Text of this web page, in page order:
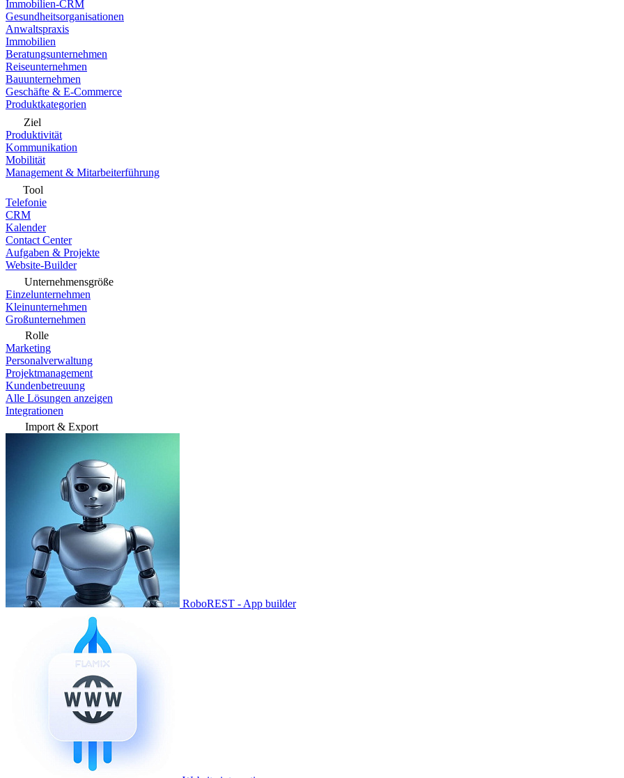
Immobilien-CRM
Gesundheitsorganisationen
Anwaltspraxis
Immobilien
Beratungsunternehmen
Reiseunternehmen
Bauunternehmen
Geschäfte & E-Commerce
Produktkategorien
Ziel
Produktivität
Kommunikation
Mobilität
Management & Mitarbeiterführung
Tool
Telefonie
CRM
Kalender
Contact Center
Aufgaben & Projekte
Website-Builder
Unternehmensgröße
Einzelunternehmen
Kleinunternehmen
Großunternehmen
Rolle
Marketing
Personalverwaltung
Projektmanagement
Kundenbetreuung
Alle Lösungen anzeigen
Integrationen
Import & Export
RoboREST - App builder